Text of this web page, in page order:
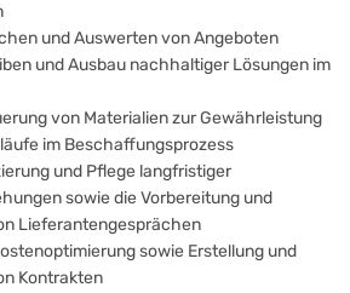
und Auswerten von Angeboten
und Ausbau nachhaltiger Lösungen im
von Materialien zur Gewährleistung
im Beschaffungsprozess
und Pflege langfristiger
sowie die Vorbereitung und
Lieferantengesprächen
sowie Erstellung und
Kontrakten